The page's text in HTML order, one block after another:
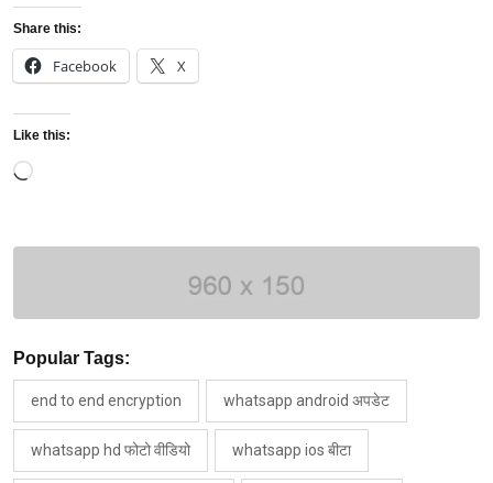
Share this:
Facebook X
Like this:
Loading…
Popular Tags:
end to end encryption whatsapp android अपडेट
whatsapp hd फोटो वीडियो whatsapp ios बीटा